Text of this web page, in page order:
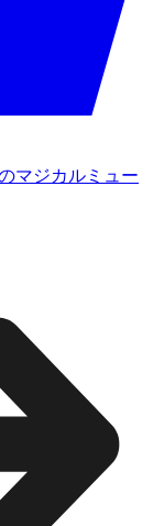
マジカルミュー